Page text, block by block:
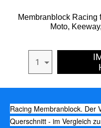
Membranblock Racing
Moto,
1
Racing Membranblock. Der
Querschnitt - im Vergleich